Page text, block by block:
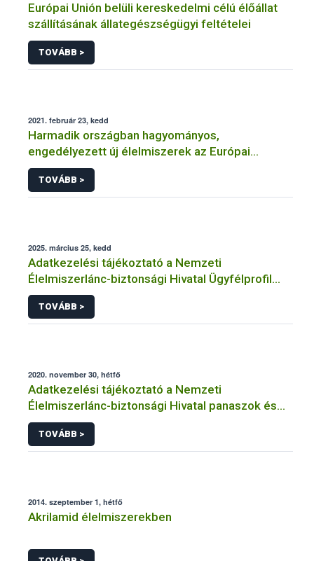
Európai Unión belüli kereskedelmi célú élőállat
szállításának állategészségügyi feltételei
TOVÁBB >
2021. február 23, kedd
Harmadik országban hagyományos,
engedélyezett új élelmiszerek az Európai
Unióban
TOVÁBB >
2025. március 25, kedd
Adatkezelési tájékoztató a Nemzeti
Élelmiszerlánc-biztonsági Hivatal Ügyfélprofil
Rendszerben kistermelői tevékenység
témakörben intézhető közhatalmi eljárásaihoz
kapcsolódó adatkezeléséhez
TOVÁBB >
2020. november 30, hétfő
Adatkezelési tájékoztató a Nemzeti
Élelmiszerlánc-biztonsági Hivatal panaszok és
közérdekű bejelentések kezeléséhez
kapcsolódó adatkezeléséhez
TOVÁBB >
2014. szeptember 1, hétfő
Akrilamid élelmiszerekben